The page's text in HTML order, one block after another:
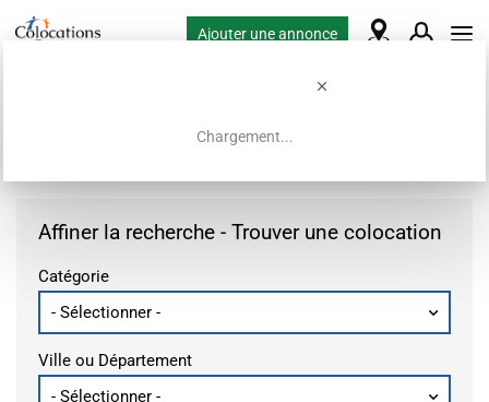
Chargement...
Ajouter une annonce
Affiner la recherche - Trouver une colocation
Catégorie
Ville ou Département